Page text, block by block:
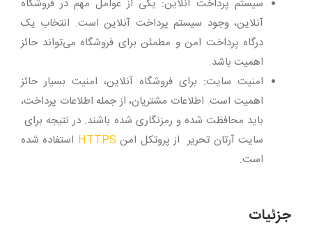
سیستم پرداخت آنلاین: یکی از عوامل مهم در فروشگاه
آنلاین، وجود سیستم پرداخت آنلاین است. انتخاب یک
درگاه پرداخت امن و مطمئن برای فروشگاه می‌تواند حائز
اهمیت باشد.
امنیت سایت: برای فروشگاه آنلاین، امنیت بسیار حائز
اهمیت است. اطلاعات مشتریان، از جمله اطلاعات پرداخت،
باید محافظت شده و رمزنگاری شده باشند. در نتیجه برای
سایت آرتان تحریر از پروتکل امن HTTPS استفاده شده
است.
جزئیات